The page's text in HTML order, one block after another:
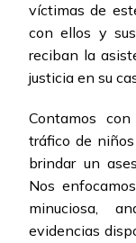
víctimas de
con ellos y
reciban la
justicia en su
Contamos
tráfico de
brindar un
Nos
minuciosa,
evidencias